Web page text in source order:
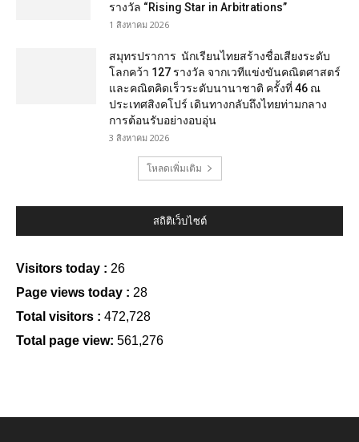
รางวัล “Rising Star in Arbitrations”
1 สิงหาคม 2026
สมุทรปราการ นักเรียนไทยสร้างชื่อเสียงระดับ
โลกคว้า 127 รางวัล จากเวทีแข่งขันคณิตศาสตร์
และคณิตคิดเร็วระดับนานาชาติ ครั้งที่ 46 ณ
ประเทศสิงคโปร์ เดินทางกลับถึงไทยท่ามกลาง
การต้อนรับอย่างอบอุ่น
3 สิงหาคม 2026
โหลดเพิ่มเติม
สถิติเว็บไซต์
Visitors today : 26
Page views today : 28
Total visitors : 472,728
Total page view: 561,276